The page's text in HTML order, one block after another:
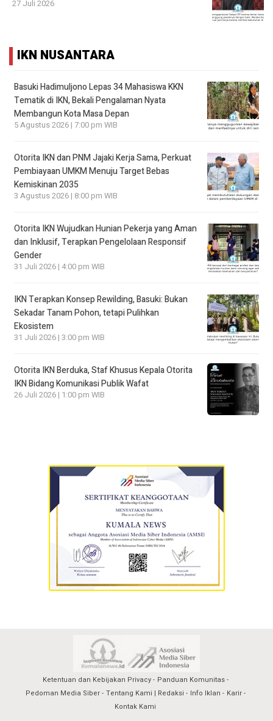
27 Juli 2026
IKN NUSANTARA
Basuki Hadimuljono Lepas 34 Mahasiswa KKN
Tematik di IKN, Bekali Pengalaman Nyata
Membangun Kota Masa Depan
5 Agustus 2026 | 7:00 pm WIB
Otorita IKN dan PNM Jajaki Kerja Sama, Perkuat
Pembiayaan UMKM Menuju Target Bebas
Kemiskinan 2035
3 Agustus 2026 | 8:00 pm WIB
Otorita IKN Wujudkan Hunian Pekerja yang Aman
dan Inklusif, Terapkan Pengelolaan Responsif
Gender
31 Juli 2026 | 4:00 pm WIB
IKN Terapkan Konsep Rewilding, Basuki: Bukan
Sekadar Tanam Pohon, tetapi Pulihkan
Ekosistem
31 Juli 2026 | 3:00 pm WIB
Otorita IKN Berduka, Staf Khusus Kepala Otorita
IKN Bidang Komunikasi Publik Wafat
26 Juli 2026 | 1:00 pm WIB
Ketentuan dan Kebijakan Privacy
Panduan Komunitas
Pedoman Media Siber
Tentang Kami | Redaksi Info Iklan
Karir
Kontak Kami